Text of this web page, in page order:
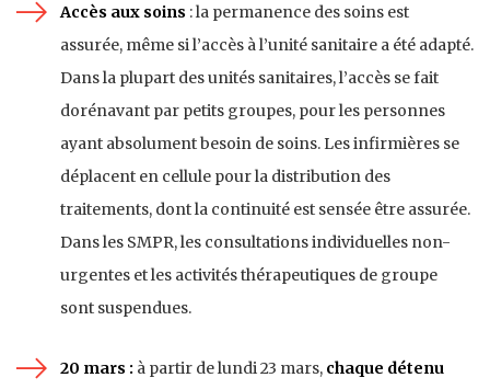
Accès aux soins : la permanence des soins est
assurée, même si l’accès à l’unité sanitaire a été adapté.
Dans la plupart des unités sanitaires, l’accès se fait
dorénavant par petits groupes, pour les personnes
ayant absolument besoin de soins. Les infirmières se
déplacent en cellule pour la distribution des
traitements, dont la continuité est sensée être assurée.
Dans les SMPR, les consultations individuelles non-
urgentes et les activités thérapeutiques de groupe
sont suspendues.
20 mars : à partir de lundi 23 mars, chaque détenu